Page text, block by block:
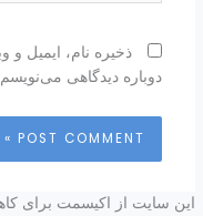
ذخیره نام، ایمیل
دوباره دیدگاهی
این سایت از اکیسمت برای